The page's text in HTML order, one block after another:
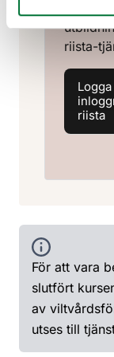
riista-
riista
För att vara
slutfört
av
utses till